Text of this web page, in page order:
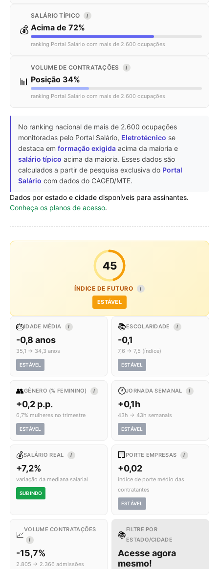
💰
SALÁRIO TÍPICO I
Acima de 72%
ranking Portal Salário com mais de 2.600 ocupações
📊
VOLUME DE CONTRATAÇÕES I
Posição 34%
ranking Portal Salário com mais de 2.600 ocupações
No ranking nacional de mais de 2.600 ocupações
monitoradas pelo Portal Salário, Eletrotécnico se
destaca em formação exigida acima da maioria e
salário típico acima da maioria. Esses dados são
calculados a partir de pesquisa exclusiva do Portal
Salário com dados do CAGED/MTE.
Dados por estado e cidade disponíveis para assinantes.
Conheça os planos de acesso.
45
ÍNDICE DE FUTURO I
ESTÁVEL
🎂IDADE MÉDIA I
-0,8 anos
35,1 → 34,3 anos
ESTÁVEL
📚ESCOLARIDADE I
-0,1
7,6 → 7,5 (índice)
ESTÁVEL
👥GÊNERO (% FEMININO) I
+0,2 p.p.
6,7% mulheres no trimestre
ESTÁVEL
🕐JORNADA SEMANAL I
+0,1h
43h → 43h semanais
ESTÁVEL
💰SALÁRIO REAL I
+7,2%
variação da mediana salarial
SUBINDO
🏢 PORTE EMPRESAS I
+0,02
índice de porte médio das
contratantes
ESTÁVEL
📈
VOLUME CONTRATAÇÕES
I
-15,7%
2.805 → 2.366 admissões
📚
FILTRE POR
ESTADO/CIDADE
Acesse agora
mesmo!